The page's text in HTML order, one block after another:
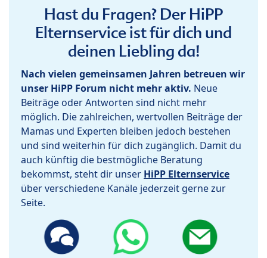
Hast du Fragen? Der HiPP
Elternservice ist für dich und
deinen Liebling da!
Nach vielen gemeinsamen Jahren betreuen wir
unser HiPP Forum nicht mehr aktiv. Neue
Beiträge oder Antworten sind nicht mehr
möglich. Die zahlreichen, wertvollen Beiträge der
Mamas und Experten bleiben jedoch bestehen
und sind weiterhin für dich zugänglich. Damit du
auch künftig die bestmögliche Beratung
bekommst, steht dir unser HiPP Elternservice
über verschiedene Kanäle jederzeit gerne zur
Seite.